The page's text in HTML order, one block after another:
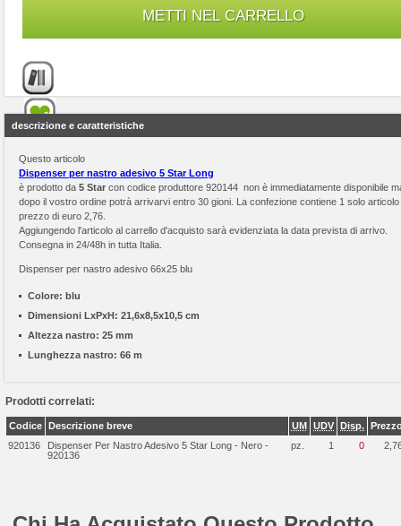
descrizione e caratteristiche
Questo articolo
Dispenser per nastro adesivo 5 Star Long
è prodotto da 5 Star con codice produttore 920144 non è immediatamente disponibile
dopo il vostro ordine potrà arrivarvi entro 30 gioni. La confezione contiene 1 solo articolo
prezzo di euro 2,76.
Aggiungendo l'articolo al carrello d'acquisto sarà evidenziata la data prevista di arrivo.
Consegna in 24/48h in tutta Italia.
Dispenser per nastro adesivo 66x25 blu
Colore: blu
Dimensioni LxPxH: 21,6x8,5x10,5 cm
Altezza nastro: 25 mm
Lunghezza nastro: 66 m
Prodotti correlati:
Codice Descrizione breve UM UDV Disp.
920136
Dispenser Per Nastro Adesivo 5 Star Long - Nero -
920136
pz. 1 0